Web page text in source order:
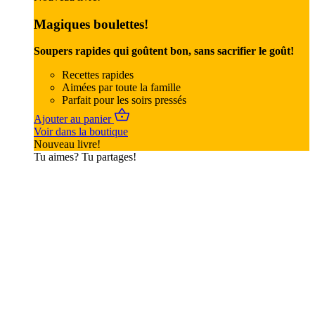
Magiques boulettes!
Soupers rapides qui goûtent bon, sans sacrifier le goût!
Recettes rapides
Aimées par toute la famille
Parfait pour les soirs pressés
Ajouter au panier
Voir dans la boutique
Nouveau livre!
Tu aimes? Tu partages!